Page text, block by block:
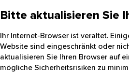
Bitte aktualisieren Sie
Ihr Internet-Browser ist veraltet.
Website sind eingeschränkt oder
aktualisieren Sie Ihren Browser auf
mögliche Sicherheitsrisiken zu